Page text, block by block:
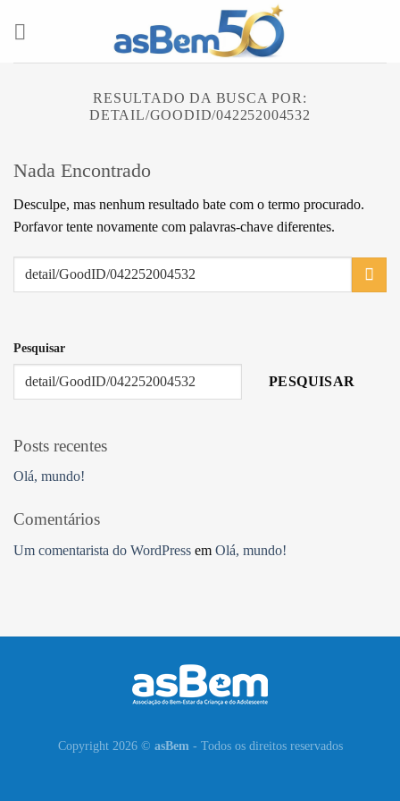
RESULTADO DA BUSCA POR:
DETAIL/GOODID/042252004532
Nada Encontrado
Desculpe, mas nenhum resultado bate com o termo procurado.
Porfavor tente novamente com palavras-chave diferentes.
Pesquisar
PESQUISAR
Posts recentes
Olá, mundo!
Comentários
Um comentarista do WordPress em Olá, mundo!
Copyright 2026 © asBem - Todos os direitos reservados